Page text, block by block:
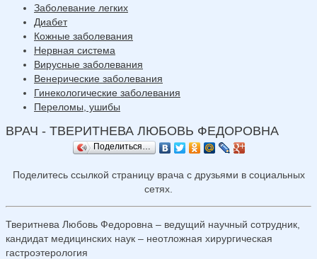
Заболевание легких
Диабет
Кожные заболевания
Нервная система
Вирусные заболевания
Венерические заболевания
Гинекологические заболевания
Переломы, ушибы
ВРАЧ - ТВЕРИТНЕВА ЛЮБОВЬ ФЕДОРОВНА
Поделиться…
Поделитесь ссылкой страницу врача с друзьями в социальных
сетях.
Тверитнева Любовь Федоровна – ведущий научный сотрудник,
кандидат медицинских наук – неотложная хирургическая
гастроэтерология